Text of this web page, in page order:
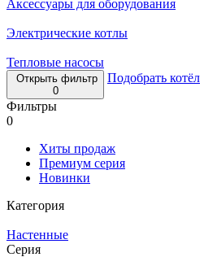
Аксессуары для оборудования
Электрические котлы
Тепловые насосы
Открыть фильтр
0
Подобрать котёл
Фильтры
0
Хиты продаж
Премиум серия
Новинки
Категория
Настенные
Серия